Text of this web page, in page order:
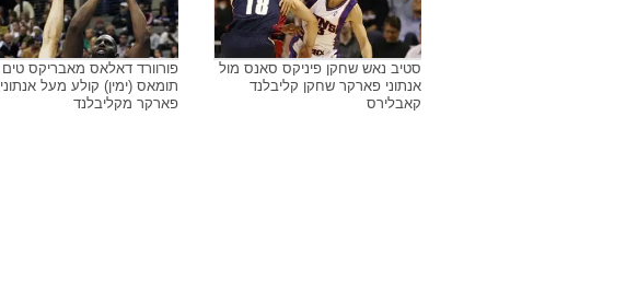
סטיב נאש שחקן פיניקס סאנס מול
אנתוני פארקר שחקן קליבלנד
קאבלירס
פורוורד דאלאס מאבריקס טים
תומאס (ימין) קולע מעל אנתוני
פארקר מקליבלנד